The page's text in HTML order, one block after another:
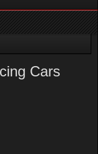
คลิกที่นี่
Cars